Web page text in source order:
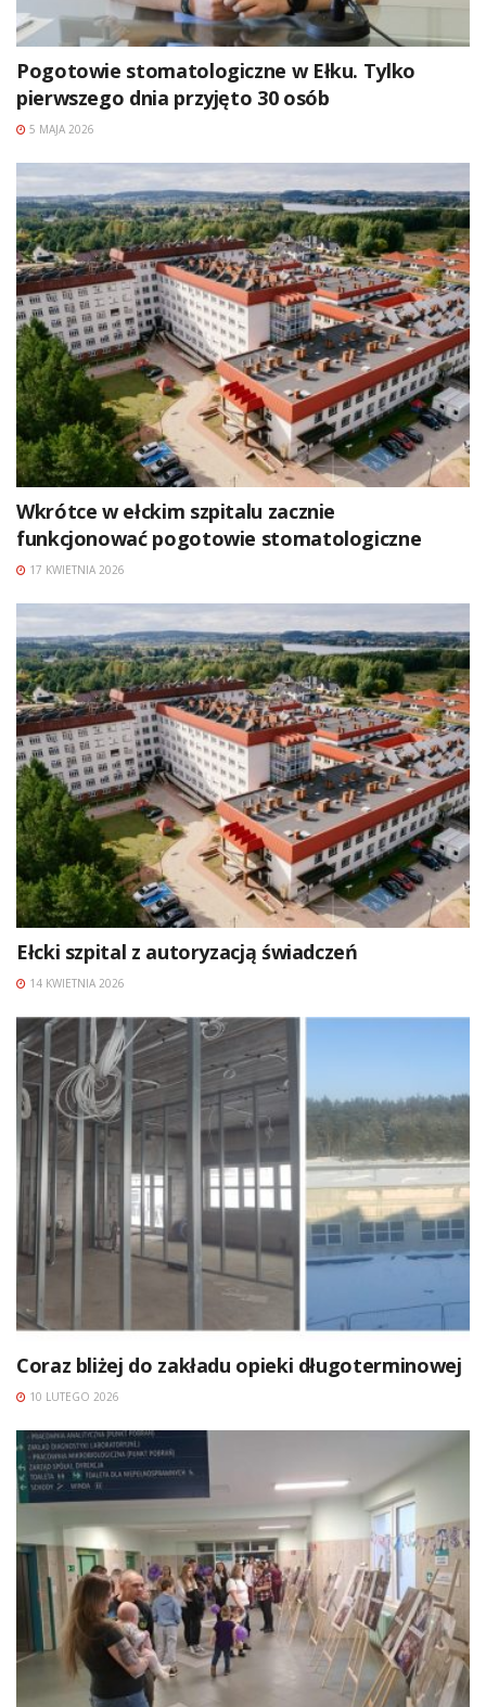
Pogotowie stomatologiczne w Ełku. Tylko
pierwszego dnia przyjęto 30 osób
5 MAJA 2026
Wkrótce w ełckim szpitalu zacznie
funkcjonować pogotowie stomatologiczne
17 KWIETNIA 2026
Ełcki szpital z autoryzacją świadczeń
14 KWIETNIA 2026
Coraz bliżej do zakładu opieki długoterminowej
10 LUTEGO 2026